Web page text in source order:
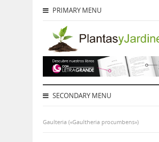
PRIMARY MENU
SECONDARY MENU
Gaulteria («Gaultheria procumbens»)